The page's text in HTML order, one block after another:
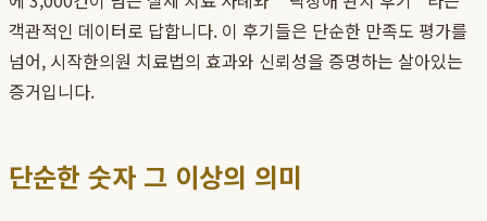
객관적인 데이터로 답합니다. 이 후기들은 단순한 만족도 평가를
넘어, 시작한의원 치료법의 효과와 신뢰성을 증명하는 살아있는
증거입니다.
단순한 숫자 그 이상의 의미